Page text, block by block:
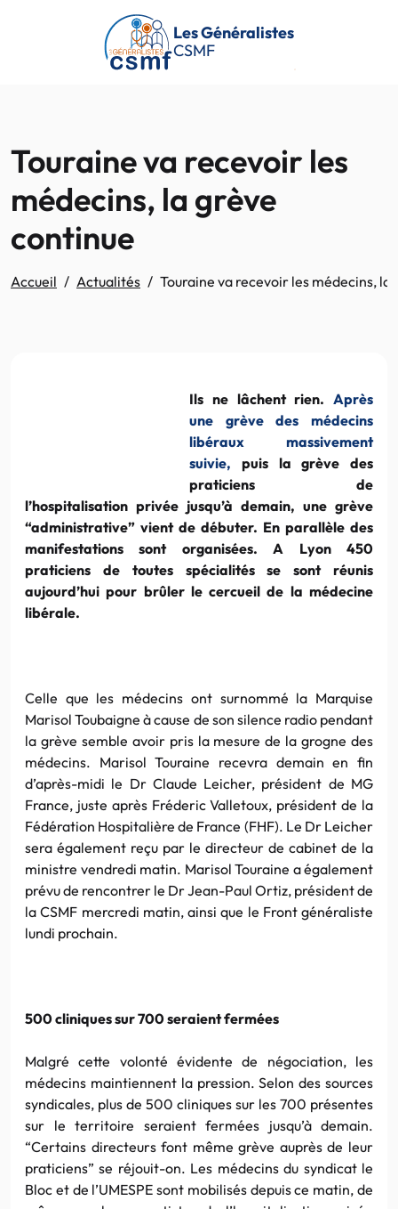
Passer au contenu principal
Les Généralistes
CSMF
Touraine va recevoir les
médecins, la grève
continue
Accueil Actualités Touraine va recevoir les médecins, la
Ils ne lâchent rien. Après
une grève des médecins
libéraux massivement
suivie, puis la grève des
praticiens de
l’hospitalisation privée jusqu’à demain, une grève
“administrative” vient de débuter. En parallèle des
manifestations sont organisées. A Lyon 450
praticiens de toutes spécialités se sont réunis
aujourd’hui pour brûler le cercueil de la médecine
libérale.
Celle que les médecins ont surnommé la Marquise
Marisol Toubaigne à cause de son silence radio pendant
la grève semble avoir pris la mesure de la grogne des
médecins. Marisol Touraine recevra demain en fin
d’après-midi le Dr Claude Leicher, président de MG
France, juste après Fréderic Valletoux, président de la
Fédération Hospitalière de France (FHF). Le Dr Leicher
sera également reçu par le directeur de cabinet de la
ministre vendredi matin. Marisol Touraine a également
prévu de rencontrer le Dr Jean-Paul Ortiz, président de
la CSMF mercredi matin, ainsi que le Front généraliste
lundi prochain.
500 cliniques sur 700 seraient fermées
Malgré cette volonté évidente de négociation, les
médecins maintiennent la pression. Selon des sources
syndicales, plus de 500 cliniques sur les 700 présentes
sur le territoire seraient fermées jusqu’à demain.
“Certains directeurs font même grève auprès de leur
praticiens” se réjouit-on. Les médecins du syndicat le
Bloc et de l’UMESPE sont mobilisés depuis ce matin, de